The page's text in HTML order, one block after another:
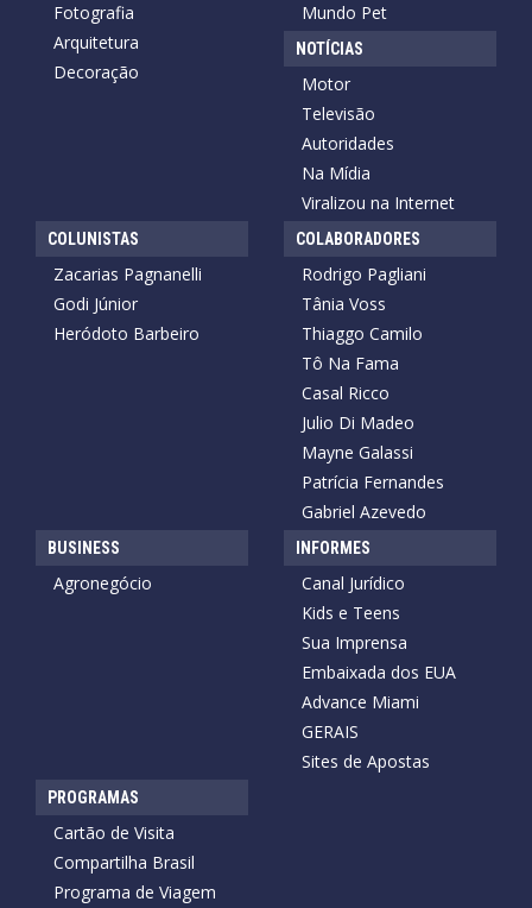
Fotografia
Arquitetura
Decoração
Mundo Pet
NOTÍCIAS
Motor
Televisão
Autoridades
Na Mídia
Viralizou na Internet
COLUNISTAS
Zacarias Pagnanelli
Godi Júnior
Heródoto Barbeiro
COLABORADORES
Rodrigo Pagliani
Tânia Voss
Thiaggo Camilo
Tô Na Fama
Casal Ricco
Julio Di Madeo
Mayne Galassi
Patrícia Fernandes
Gabriel Azevedo
BUSINESS
Agronegócio
INFORMES
Canal Jurídico
Kids e Teens
Sua Imprensa
Embaixada dos EUA
Advance Miami
GERAIS
Sites de Apostas
PROGRAMAS
Cartão de Visita
Compartilha Brasil
Programa de Viagem